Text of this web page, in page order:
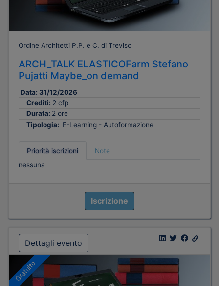
Ordine Architetti P.P. e C. di Treviso
ARCH_TALK ELASTICOFarm Stefano
Pujatti Maybe_on demand
Data: 31/12/2026
Crediti: 2 cfp
Durata: 2 ore
Tipologia: E-Learning - Autoformazione
Priorità iscrizioni
Note
nessuna
Iscrizione
Dettagli evento
Gratuito